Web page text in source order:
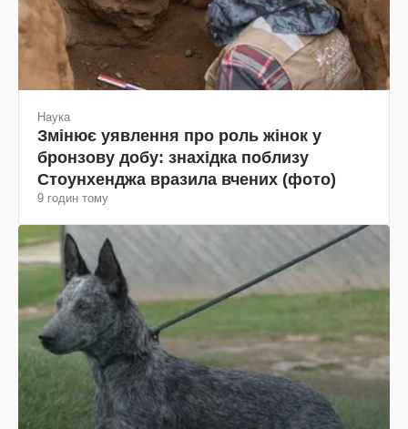
Наука
Змінює уявлення про роль жінок у
бронзову добу: знахідка поблизу
Стоунхенджа вразила вчених (фото)
9 годин тому